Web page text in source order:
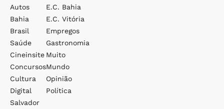
Autos
Bahia
Brasil
Saúde
Cineinsite
Concursos
Cultura
Digital
Salvador
E.c. Bahia
E.c. Vitória
Empregos
Gastronomia
Muito
Mundo
Opinião
Política